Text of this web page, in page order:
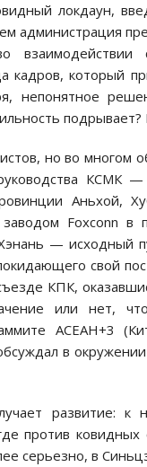
локдаун,
администрация
который
непонятное
но во
КСМК —
Аньхой,
Foxconn в
— исходный
свой
КПК,
или нет,
АСЕАН+3
в
развитие: к
против
серьезно, в